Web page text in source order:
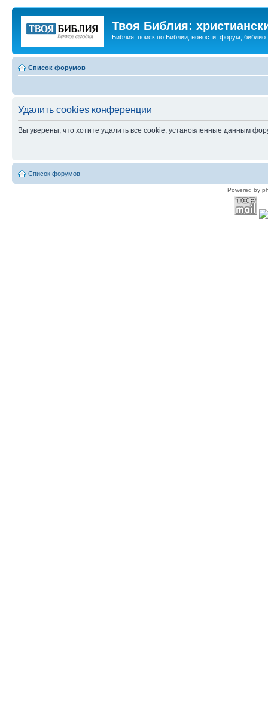
Твоя Библия:
Библия, поиск по Библии, новости, форум,
Список форумов
Удалить cookies конференции
Вы уверены, что хотите удалить все cookie, установленные данным
Список форумов
Powered by